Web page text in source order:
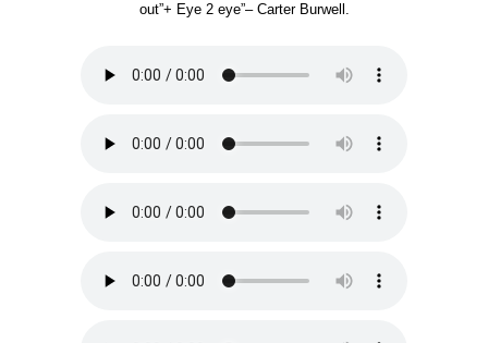
out”+ Eye 2 eye”– Carter Burwell.